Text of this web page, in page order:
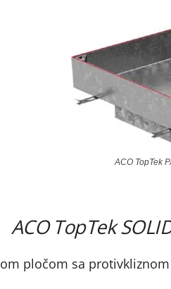
ACO TopTek
ACO TopTek
pločom sa